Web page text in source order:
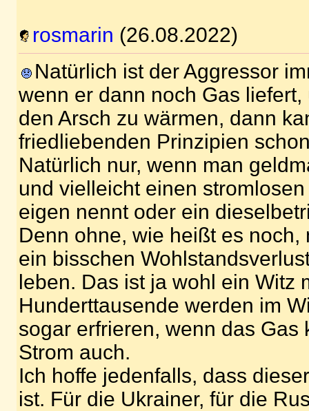
rosmarin (26.08.2022)
Natürlich ist der Aggressor
wenn er dann noch Gas
den Arsch zu wärmen, dann
friedliebenden Prinzipien
Natürlich nur, wenn man
und vielleicht einen
eigen nennt oder ein
Denn ohne, wie heißt es noch,
ein bisschen
leben. Das ist ja wohl ein Witz
Hunderttausende werden im
sogar erfrieren, wenn das Gas
Strom auch.
Ich hoffe jedenfalls, dass
ist. Für die Ukrainer, für die